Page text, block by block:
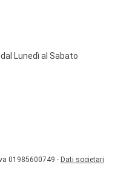
Lunedì al Sabato
01985600749 - Dati societari